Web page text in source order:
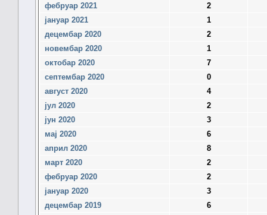
фебруар 2021
2
јануар 2021
1
децембар 2020
2
новембар 2020
1
октобар 2020
7
септембар 2020
0
август 2020
4
јул 2020
2
јун 2020
3
мај 2020
6
април 2020
8
март 2020
2
фебруар 2020
2
јануар 2020
3
децембар 2019
6